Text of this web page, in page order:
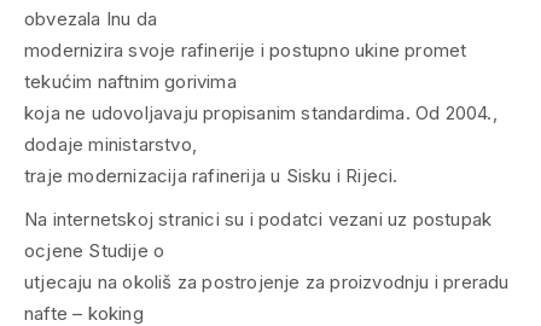
obvezala Inu da
modernizira svoje rafinerije i postupno ukine promet
tekućim naftnim gorivima
koja ne udovoljavaju propisanim standardima. Od 2004.,
dodaje ministarstvo,
traje modernizacija rafinerija u Sisku i Rijeci.
Na internetskoj stranici su i podatci vezani uz postupak
ocjene Studije o
utjecaju na okoliš za postrojenje za proizvodnju i preradu
nafte – koking